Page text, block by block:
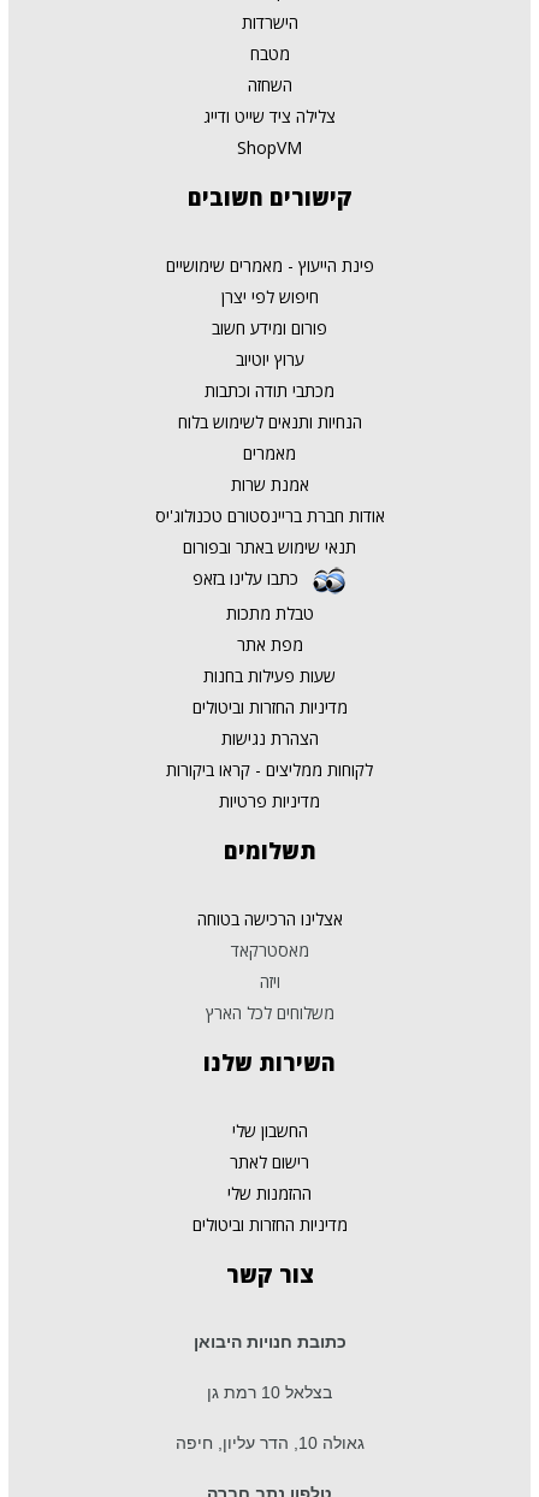
הישרדות
מטבח
השחזה
צלילה ציד שייט ודייג
ShopVM
קישורים חשובים
פינת הייעוץ - מאמרים שימושיים
חיפוש לפי יצרן
פורום ומידע חשוב
ערוץ יוטיוב
מכתבי תודה וכתבות
הנחיות ותנאים לשימוש בלוח
מאמרים
אמנת שרות
אודות חברת בריינסטורם טכנולוג'יס
תנאי שימוש באתר ובפורום
כתבו עלינו בזאפ
טבלת מתכות
מפת אתר
שעות פעילות בחנות
מדיניות החזרות וביטולים
הצהרת נגישות
לקוחות ממליצים - קראו ביקורות
מדיניות פרטיות
תשלומים
אצלינו הרכישה בטוחה
מאסטרקאד
ויזה
משלוחים לכל הארץ
השירות שלנו
החשבון שלי
רישום לאתר
ההזמנות שלי
מדיניות החזרות וביטולים
צור קשר
כתובת חנויות היבואן
בצלאל 10 רמת גן
גאולה 10, הדר עליון, חיפה